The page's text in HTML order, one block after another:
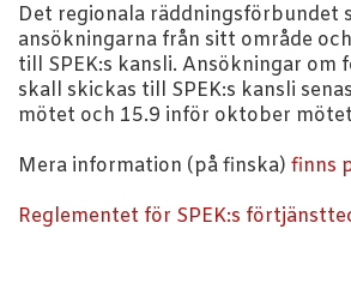
Det regionala räddningsförbundet
ansökningarna från sitt område
till SPEK:s kansli. Ansökningar om
skall skickas till SPEK:s kansli
mötet och 15.9 inför oktober
Mera information (på finska) finns
Reglementet för SPEK:s